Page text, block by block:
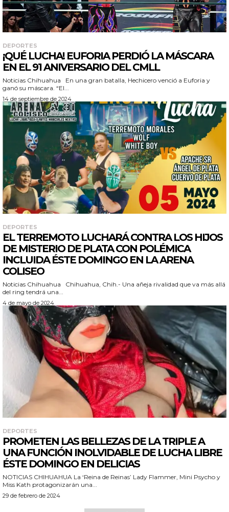
DEPORTES
¡QUÉ LUCHA! EUFORIA PERDIÓ LA MÁSCARA
EN EL 91 ANIVERSARIO DEL CMLL
Noticias Chihuahua En una gran batalla, Hechicero venció a Euforia y
ganó su máscara. “El...
14 de septiembre de 2024
DEPORTES
EL TERREMOTO LUCHARÁ CONTRA LOS HIJOS
DE MISTERIO DE PLATA CON POLÉMICA
INCLUIDA ÉSTE DOMINGO EN LA ARENA
COLISEO
Noticias Chihuahua Chihuahua, Chih.- Una añeja rivalidad que va más allá
del ring tendrá una...
4 de mayo de 2024
DEPORTES
PROMETEN LAS BELLEZAS DE LA TRIPLE A
UNA FUNCIÓN INOLVIDABLE DE LUCHA LIBRE
ÉSTE DOMINGO EN DELICIAS
NOTICIAS CHIHUAHUA La ‘Reina de Reinas’ Lady Flammer, Mini Psycho y
Miss Kath protagonizarán una...
29 de febrero de 2024